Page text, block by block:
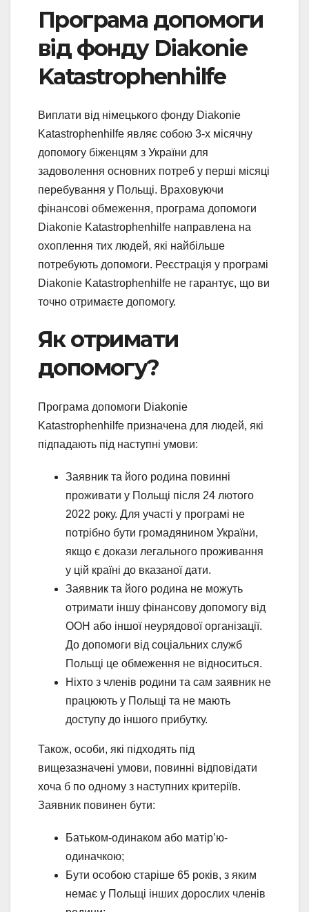
Програма допомоги
від фонду Diakonie
Katastrophenhilfe
Виплати від німецького фонду Diakonie
Katastrophenhilfe являє собою 3-х місячну
допомогу біженцям з України для
задоволення основних потреб у перші місяці
перебування у Польщі. Враховуючи
фінансові обмеження, програма допомоги
Diakonie Katastrophenhilfe направлена на
охоплення тих людей, які найбільше
потребують допомоги. Реєстрація у програмі
Diakonie Katastrophenhilfe не гарантує, що ви
точно отримаєте допомогу.
Як отримати
допомогу?
Програма допомоги Diakonie
Katastrophenhilfe призначена для людей, які
підпадають під наступні умови:
Заявник та його родина повинні
проживати у Польщі після 24 лютого
2022 року. Для участі у програмі не
потрібно бути громадянином України,
якщо є докази легального проживання
у цій країні до вказаної дати.
Заявник та його родина не можуть
отримати іншу фінансову допомогу від
ООН або іншої неурядової організації.
До допомоги від соціальних служб
Польщі це обмеження не відноситься.
Ніхто з членів родини та сам заявник не
працюють у Польщі та не мають
доступу до іншого прибутку.
Також, особи, які підходять під
вищезазначені умови, повинні відповідати
хоча б по одному з наступних критеріїв.
Заявник повинен бути:
Батьком-одинаком або матір’ю-
одиначкою;
Бути особою старіше 65 років, з яким
немає у Польщі інших дорослих членів